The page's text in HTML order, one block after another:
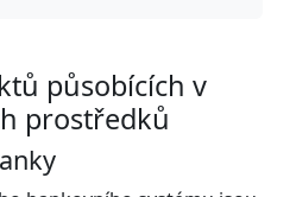
působících v
prostředků